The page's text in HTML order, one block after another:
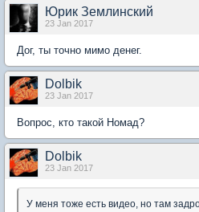
Юрик Землинский
23 Jan 2017
Дог, ты точно мимо денег.
Dolbik
23 Jan 2017
Вопрос, кто такой Номад?
Dolbik
23 Jan 2017
У меня тоже есть видео, но там